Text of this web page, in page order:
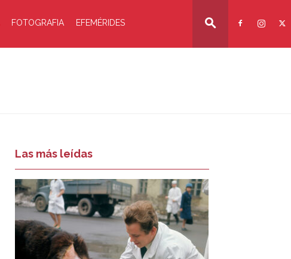
FOTOGRAFIA EFEMÉRIDES
Las más leídas